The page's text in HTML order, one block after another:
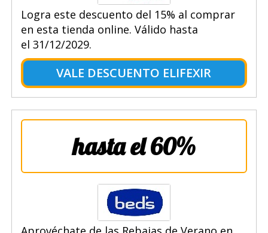
Logra este descuento del 15% al comprar
en esta tienda online. Válido hasta
el 31/12/2029.
VALE DESCUENTO ELIFEXIR
hasta el 60%